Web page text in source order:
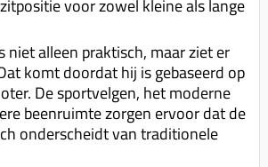
voor zowel kleine als lange
niet alleen praktisch, maar ziet er
komt doordat hij is gebaseerd op
De sportvelgen, het moderne
beenruimte zorgen ervoor dat de
onderscheidt van traditionele